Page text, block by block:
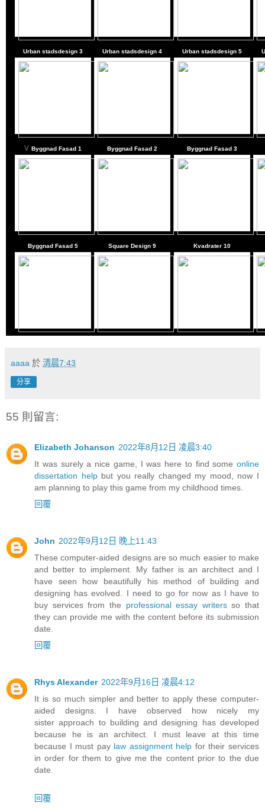
Urban stadsdesign 3 Urban stadsdesign 4 Urban stadsdesign 5
v Byggnad Fasad 1 Byggnad Fasad 2 Byggnad Fasad 3
Byggnad Fasad 5 Square Design 9 Kvadrater 10
aaaa 於 清晨7:43
分享
55 則留言:
Elizabeth Johanson 2022年8月12日 凌晨3:40
It was surely a nice game, I was here to find some online
dissertation helpbut you really changed my mood, now I
am planning to play this game from my childhood times.
回覆
John 2022年9月12日 晚上11:43
These computer-aided designs are so much easier to make
and better to implement. My father is an architect and I
have seen how beautifully his method of building and
designing has evolved. I need to go for now as I have to
buy services from the professional essay writersso that
they can provide me with the content before its submission
date.
回覆
Rhys Alexander 2022年9月16日 凌晨4:12
It is so much simpler and better to apply these computer-
aided designs. I have observed how nicely my
sister approach to building and designing has developed
because he is an architect. I must leave at this time
because I must pay law assignment help for their services
in order for them to give me the content prior to the due
date.
回覆